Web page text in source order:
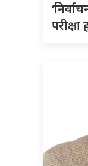
परीक्षा